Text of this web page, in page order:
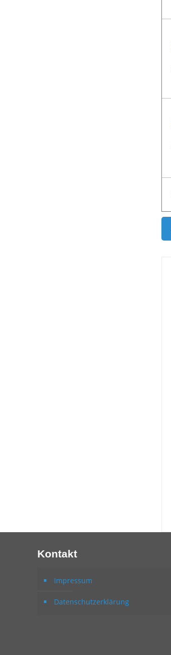
Kontakt
Impressum
Datenschutzerklärung